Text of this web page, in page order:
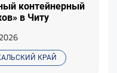
контейнерный
в Читу
КРАЙ